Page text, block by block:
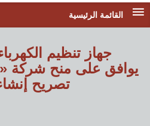
القائمة الرئيسية
جهاز تنظيم
يوافق على منح
تصريح